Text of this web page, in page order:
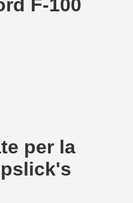
F-100
per la